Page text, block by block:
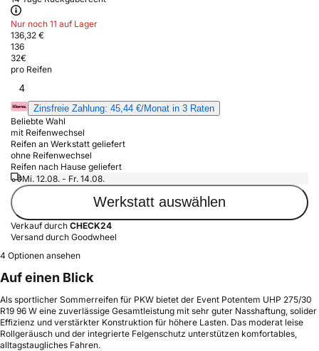
Nur noch 11 auf Lager
136,32 €
136
32€
pro Reifen
4
Zinsfreie Zahlung: 45,44 €/Monat in 3 Raten
Beliebte Wahl
mit Reifenwechsel
Reifen an Werkstatt geliefert
ohne Reifenwechsel
Reifen nach Hause geliefert
Mi. 12.08. - Fr. 14.08.
Werkstatt auswählen
Verkauf durch CHECK24
Versand durch Goodwheel
4 Optionen ansehen
Auf einen Blick
Als sportlicher Sommerreifen für PKW bietet der Event Potentem UHP 275/30
R19 96 W eine zuverlässige Gesamtleistung mit sehr guter Nasshaftung, solider
Effizienz und verstärkter Konstruktion für höhere Lasten. Das moderat leise
Rollgeräusch und der integrierte Felgenschutz unterstützen komfortables,
alltagstaugliches Fahren.